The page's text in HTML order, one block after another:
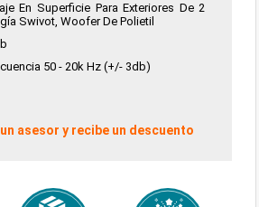
En Superficie Para Exteriores De 2
Swivot, Woofer De Polietil
50 - 20k Hz (+/- 3db)
asesor y recibe un descuento